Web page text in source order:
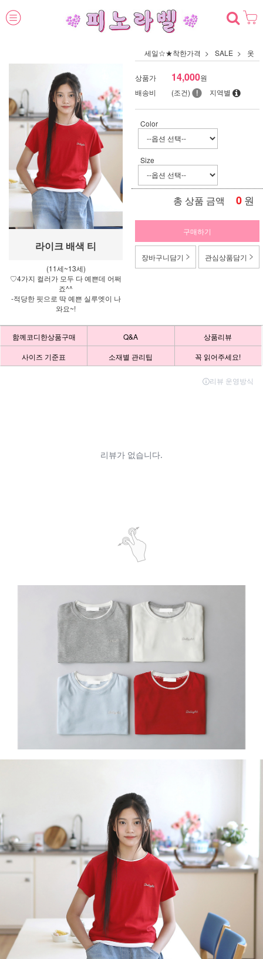
세일☆★착한가격 SALE 옷
라이크 배색 티
(11세~13세)
♡4가지 컬러가 모두 다 예쁜데 어쩌
죠^^
-적당한 핏으로 딱 예쁜 실루엣이 나
와요~!
상품가 14,000원
배송비
(조건) 지역별
Color
Size
총 상품 금액 0 원
구매하기
장바구니담기 관심상품담기
함께코디한상품구매 Q&A
상품리뷰
사이즈 기준표
소재별 관리팁 꼭 읽어주세요!